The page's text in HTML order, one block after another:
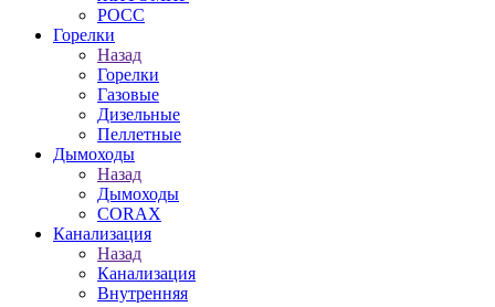
РОСС
Горелки
Назад
Горелки
Газовые
Дизельные
Пеллетные
Дымоходы
Назад
Дымоходы
CORAX
Канализация
Назад
Канализация
Внутренняя